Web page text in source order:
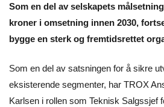
Som en del av selskapets
kroner i omsetning innen 2030,
bygge en sterk og fremtidsrettet
Som en del av satsningen for å sikre
eksisterende segmenter, har TROX
Karlsen i rollen som Teknisk Salgssjef